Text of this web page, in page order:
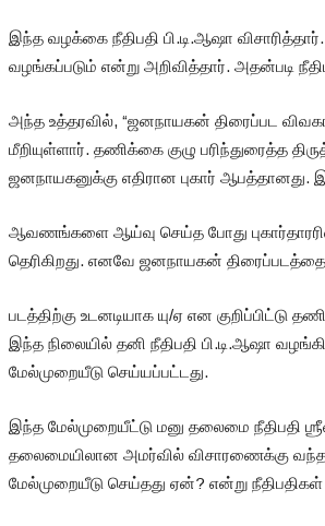
இந்த வழக்கை நீதிபதி பி.டி.ஆஷா
வழங்கப்படும் என்று அறிவித்தார். அதன்படி
அந்த உத்தரவில், “ஜனநாயகன் திரைப்பட
மீறியுள்ளார். தணிக்கை குழு பரிந்துரைத்த
ஜனநாயகனுக்கு எதிரான புகார் ஆபத்தானது.
ஆவணங்களை ஆய்வு செய்த போது
தெரிகிறது. எனவே ஜனநாயகன்
படத்திற்கு உடனடியாக யு/ஏ என
இந்த நிலையில் தனி நீதிபதி பி.டி.ஆஷா
மேல்முறையீடு செய்யப்பட்டது.
இந்த மேல்முறையீட்டு மனு தலைமை நீதிபதி
தலைமையிலான அமர்வில் விசாரணைக்கு
மேல்முறையீடு செய்தது ஏன்? என்று நீதிபதிகள்